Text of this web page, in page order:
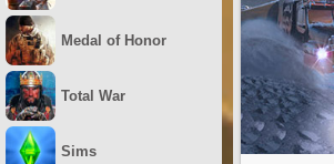
Medal of Honor
Total War
Sims